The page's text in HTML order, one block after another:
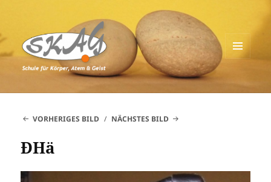
Schule für Körper, Atem & Geist
VORHERIGES BILD NÄCHSTES BILD
ÐHä